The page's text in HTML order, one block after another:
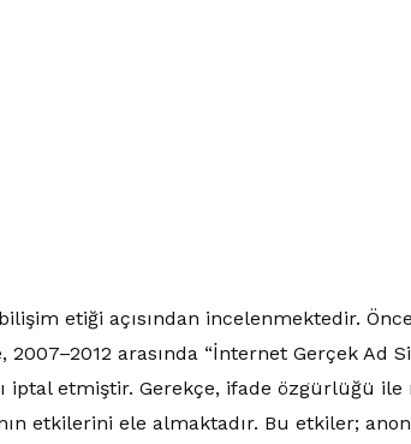
etiği açısından incelenmektedir.
arasında “İnternet Gerçek Ad
etmiştir. Gerekçe, ifade özgürlüğü ile
etkilerini ele almaktadır. Bu etkiler;